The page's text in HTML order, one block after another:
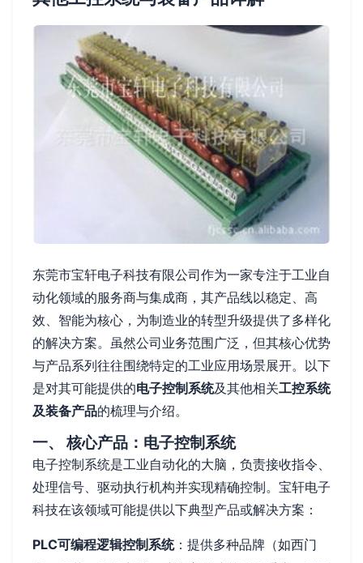
东莞市宝轩电子科技有限公司作为一家专注于工业自
动化领域的服务商与集成商，其产品线以稳定、高
效、智能为核心，为制造业的转型升级提供了多样化
的解决方案。虽然公司业务范围广泛，但其核心优势
与产品系列往往围绕特定的工业应用场景展开。以下
是对其可能提供的电子控制系统及其他相关工控系统
及装备产品的梳理与介绍。
一、 核心产品：电子控制系统
电子控制系统是工业自动化的大脑，负责接收指令、
处理信号、驱动执行机构并实现精确控制。宝轩电子
科技在该领域可能提供以下典型产品或解决方案：
PLC可编程逻辑控制系统：提供多种品牌（如西门